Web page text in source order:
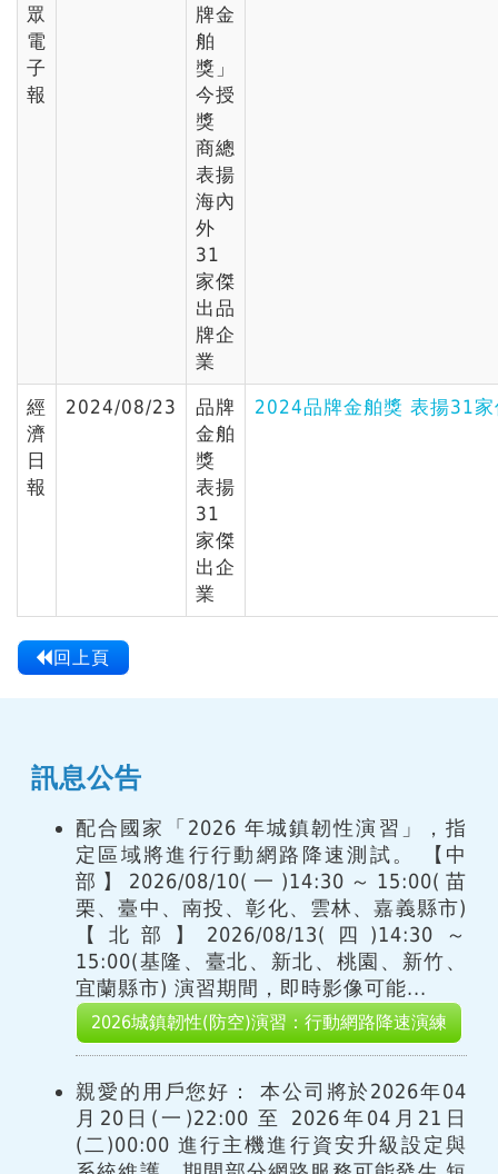
眾
電
子
報
牌金
舶
獎」
今授
獎
商總
表揚
海內
外
31
家傑
出品
牌企
業
經
濟
日
報
2024/08/23
品牌
金舶
獎
表揚
31
家傑
出企
業
2024品牌金舶獎 表揚31
回上頁
訊息公告
配合國家「2026 年城鎮韌性演習」，指
定區域將進行行動網路降速測試。 【中
部】2026/08/10(一)14:30～15:00(苗
栗、臺中、南投、彰化、雲林、嘉義縣市)
【北部】2026/08/13(四)14:30～
15:00(基隆、臺北、新北、桃園、新竹、
宜蘭縣市) 演習期間，即時影像可能...
2026城鎮韌性(防空)演習：行動網路降速演練
親愛的用戶您好： 本公司將於2026年04
月20日(一)22:00 至 2026年04月21日
(二)00:00 進行主機進行資安升級設定與